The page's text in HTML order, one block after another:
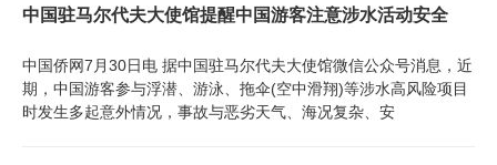
中国驻马尔代夫大使馆提醒中国游客注意涉水活动安全
中国侨网7月30日电 据中国驻马尔代夫大使馆微信公众号消息，近
期，中国游客参与浮潜、游泳、拖伞(空中滑翔)等涉水高风险项目
时发生多起意外情况，事故与恶劣天气、海况复杂、安